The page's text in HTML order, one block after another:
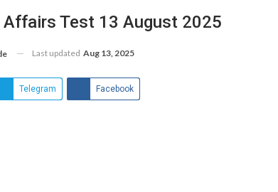
Affairs Test 13 August 2025
Last updated Aug 13, 2025
Telegram Facebook